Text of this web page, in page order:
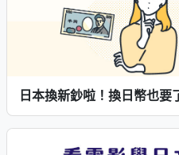
日本換新鈔啦！換日幣也要